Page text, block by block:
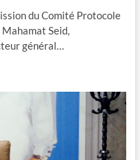
du Comité Protocole
Seid,
général…